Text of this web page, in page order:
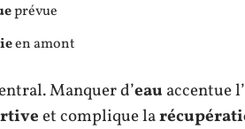
prévue
en amont
Manquer d’eau accentue
et complique la